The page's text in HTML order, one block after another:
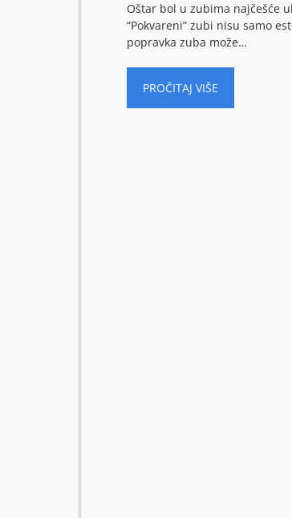
Oštar bol u zubima najčešće
“Pokvareni” zubi nisu samo
popravka zuba može…
PROČITAJ VIŠE